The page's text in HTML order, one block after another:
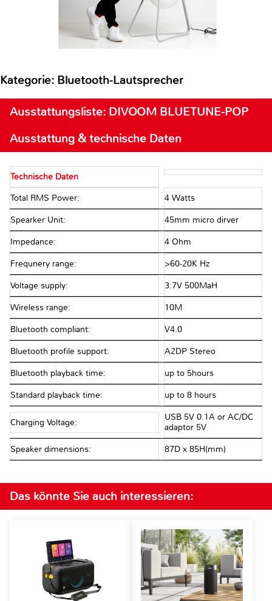
Kategorie: Bluetooth-Lautsprecher
Ausstattungsliste: DIVOOM BLUETUNE-POP
Ausstattung & technische Daten
Technische Daten
Total RMS Power: 4 Watts
Spearker Unit: 45mm micro dirver
Impedance: 4 Ohm
Frequnery range: >60-20K Hz
Voltage supply: 3.7V 500MaH
Wireless range: 10M
Bluetooth compliant: V4.0
Bluetooth profile support: A2DP Stereo
Bluetooth playback time: up to 5hours
Standard playback time: up to 8 hours
Charging Voltage:
USB 5V 0.1A or AC/DC
adaptor 5V
Speaker dimensions: 87D x 85H(mm)
Das könnte Sie auch interessieren: